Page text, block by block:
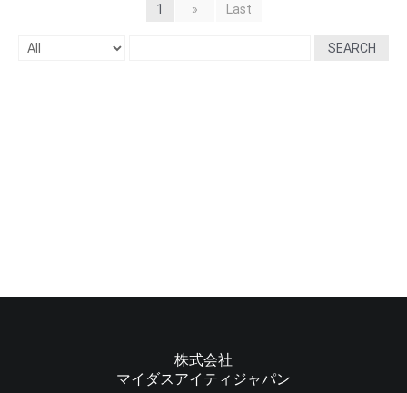
1 » Last
SEARCH
株式会社
マイダスアイティジャパン